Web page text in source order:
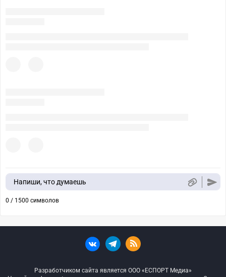
Напиши, что думаешь
0 / 1500 символов
Разработчиком сайта является ООО «ЕСПОРТ Медиа»